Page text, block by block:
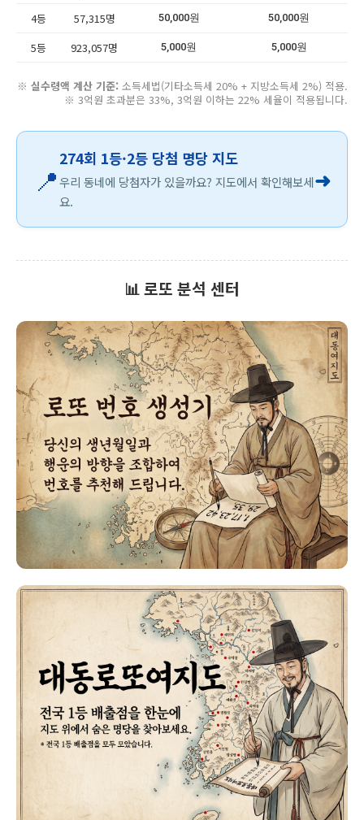
4등 57,315명 50,000원 50,000원
5등 923,057명 5,000원 5,000원
※ 실수령액 계산 기준: 소득세법(기타소득세 20% + 지방소득세 2%) 적용.
※ 3억원 초과분은 33%, 3억원 이하는 22% 세율이 적용됩니다.
📍
274회 1등·2등 당첨 명당 지도
우리 동네에 당첨자가 있을까요? 지도에서 확인해보세
요.
➜
📊 로또 분석 센터